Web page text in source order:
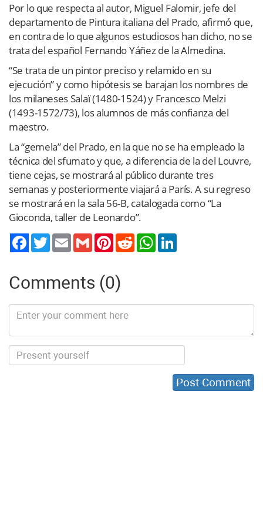
Por lo que respecta al autor, Miguel Falomir, jefe del
departamento de Pintura italiana del Prado, afirmó que,
en contra de lo que algunos estudiosos han dicho, no se
trata del español Fernando Yáñez de la Almedina.
“Se trata de un pintor preciso y relamido en su
ejecución” y como hipótesis se barajan los nombres de
los milaneses Salaï (1480-1524) y Francesco Melzi
(1493-1572/73), los alumnos de más confianza del
maestro.
La “gemela” del Prado, en la que no se ha empleado la
técnica del sfumato y que, a diferencia de la del Louvre,
tiene cejas, se mostrará al público durante tres
semanas y posteriormente viajará a París. A su regreso
se mostrará en la sala 56-B, catalogada como “La
Gioconda, taller de Leonardo”.
TwitterEmail Gmail PinterestReddit WhatsApp
Comments (0)